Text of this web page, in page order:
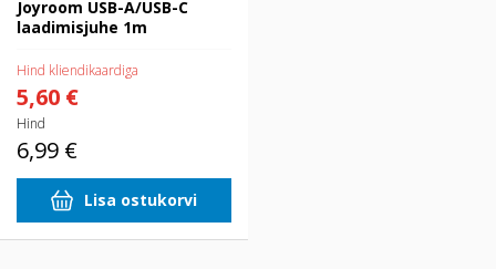
Joyroom USB-A/USB-C
laadimisjuhe 1m
Hind kliendikaardiga
5,60 €
Hind
6,99 €
Lisa ostukorvi